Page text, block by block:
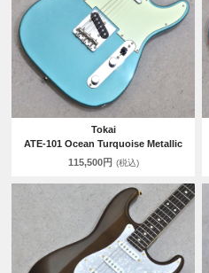
Tokai
ATE-101 Ocean Turquoise Metallic
115,500円 (税込)